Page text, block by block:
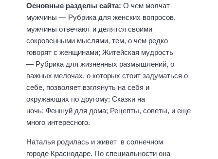
Основные разделы сайта: О чем молчат
мужчины — Рубрика для женских вопросов.
мужчины отвечают и делятся своими
сокровенными мыслями, тем, о чем редко
говорят с женщинами; Житейская мудрость
— Рубрика для жизненных размышлений, о
важных мелочах, о которых стоит задуматься о
себе, позволяет взглянуть на себя и
окружающих по другому; Сказки на
ночь; Феншуй для дома; Рецепты, советы, и еще
много интересного.
Наталья родилась и живет в солнечном
городе Краснодаре. По специальности она